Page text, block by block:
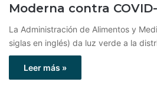
Moderna contra
La Administración de Alimentos y
siglas en inglés) da luz verde a la
Leer más »